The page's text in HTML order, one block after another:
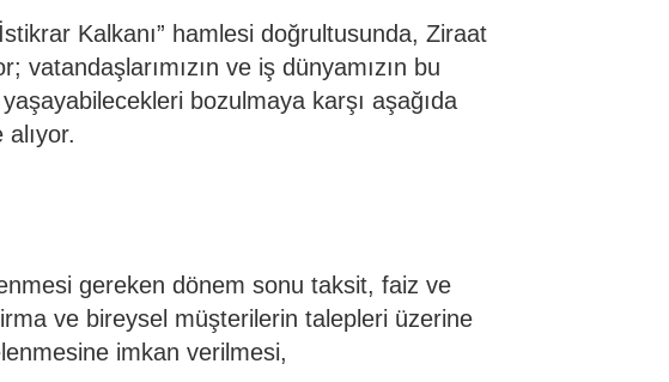
Kalkanı” hamlesi doğrultusunda, Ziraat
vatandaşlarımızın ve iş dünyamızın bu
bozulmaya karşı aşağıda
gereken dönem sonu taksit, faiz ve
ve bireysel müşterilerin talepleri üzerine
imkan verilmesi,